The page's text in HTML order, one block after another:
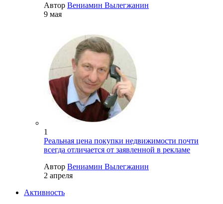
Автор Вениамин Вылегжанин
9 мая
1
Реальная цена покупки недвижимости почти
всегда отличается от заявленной в рекламе
Автор Вениамин Вылегжанин
2 апреля
Активность